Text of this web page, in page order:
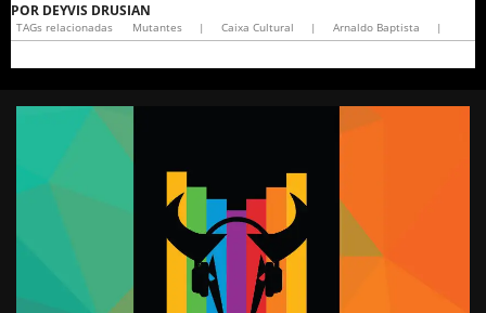
POR DEYVIS DRUSIAN
TAGs relacionadas Mutantes | Caixa Cultural | Arnaldo Baptista |